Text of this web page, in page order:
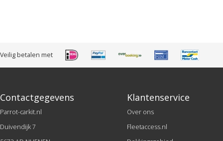
Veilig betalen met
Contactgegevens
Parrot-carkit.nl
Duivendijk 7
Klantenservice
Over ons
Fleetaccess.nl